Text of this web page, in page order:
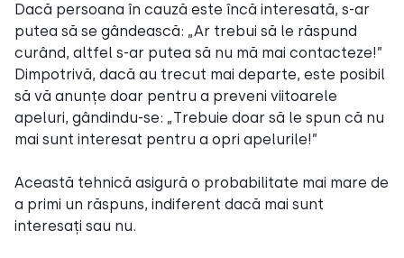
Dacă persoana în cauză este încă interesată, s-ar
putea să se gândească: „Ar trebui să le răspund
curând, altfel s-ar putea să nu mă mai contacteze!”
Dimpotrivă, dacă au trecut mai departe, este posibil
să vă anunțe doar pentru a preveni viitoarele
apeluri, gândindu-se: „Trebuie doar să le spun că nu
mai sunt interesat pentru a opri apelurile!”
Această tehnică asigură o probabilitate mai mare de
a primi un răspuns, indiferent dacă mai sunt
interesați sau nu.